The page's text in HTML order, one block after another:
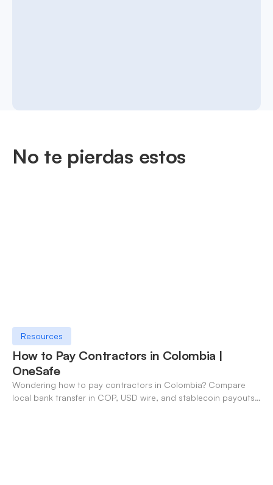
No te pierdas estos
Resources
How to Pay Contractors in Colombia |
OneSafe
Wondering how to pay contractors in Colombia? Compare
local bank transfer in COP, USD wire, and stablecoin payouts.